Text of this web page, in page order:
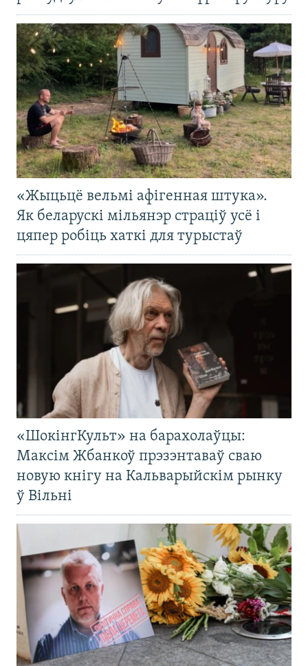
«Жыцьцё вельмі афігенная штука».
Як беларускі мільянэр страціў усё і
цяпер робіць хаткі для турыстаў
«ШокінгКульт» на барахолаўцы:
Максім Жбанкоў прэзэнтаваў сваю
новую кнігу на Кальварыйскім рынку
ў Вільні